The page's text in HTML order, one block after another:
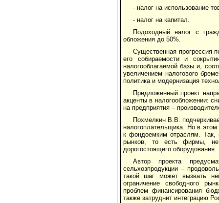
- налог на использование
- налог на капитал.
Подоходный налог с
обложения до 50%.
Существенная прогрессия
его собираемости и
налогооблагаемой базы и,
увеличением налогового
политика и модернизация
Предложенный проект
акценты в налогообложении:
на предприятия –
Похмелкин В.В.
налогоплательщика. Но в этом
к фондоемким отраслям. Так,
рынков, то есть фирмы, не
дорогостоящего оборудования.
Автор проекта
сельхозпродукции –
такой шаг может вызвать
ограничение свободного
проблем финансирования
также затруднит интеграцию